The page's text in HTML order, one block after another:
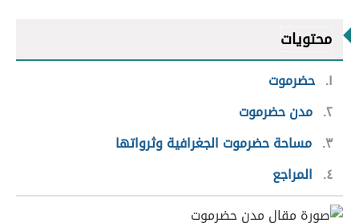
محتويات
١ حضرموت
٢ مدن حضرموت
٣ مساحة حضرموت الجغرافية وثرواتها
٤
المراجع